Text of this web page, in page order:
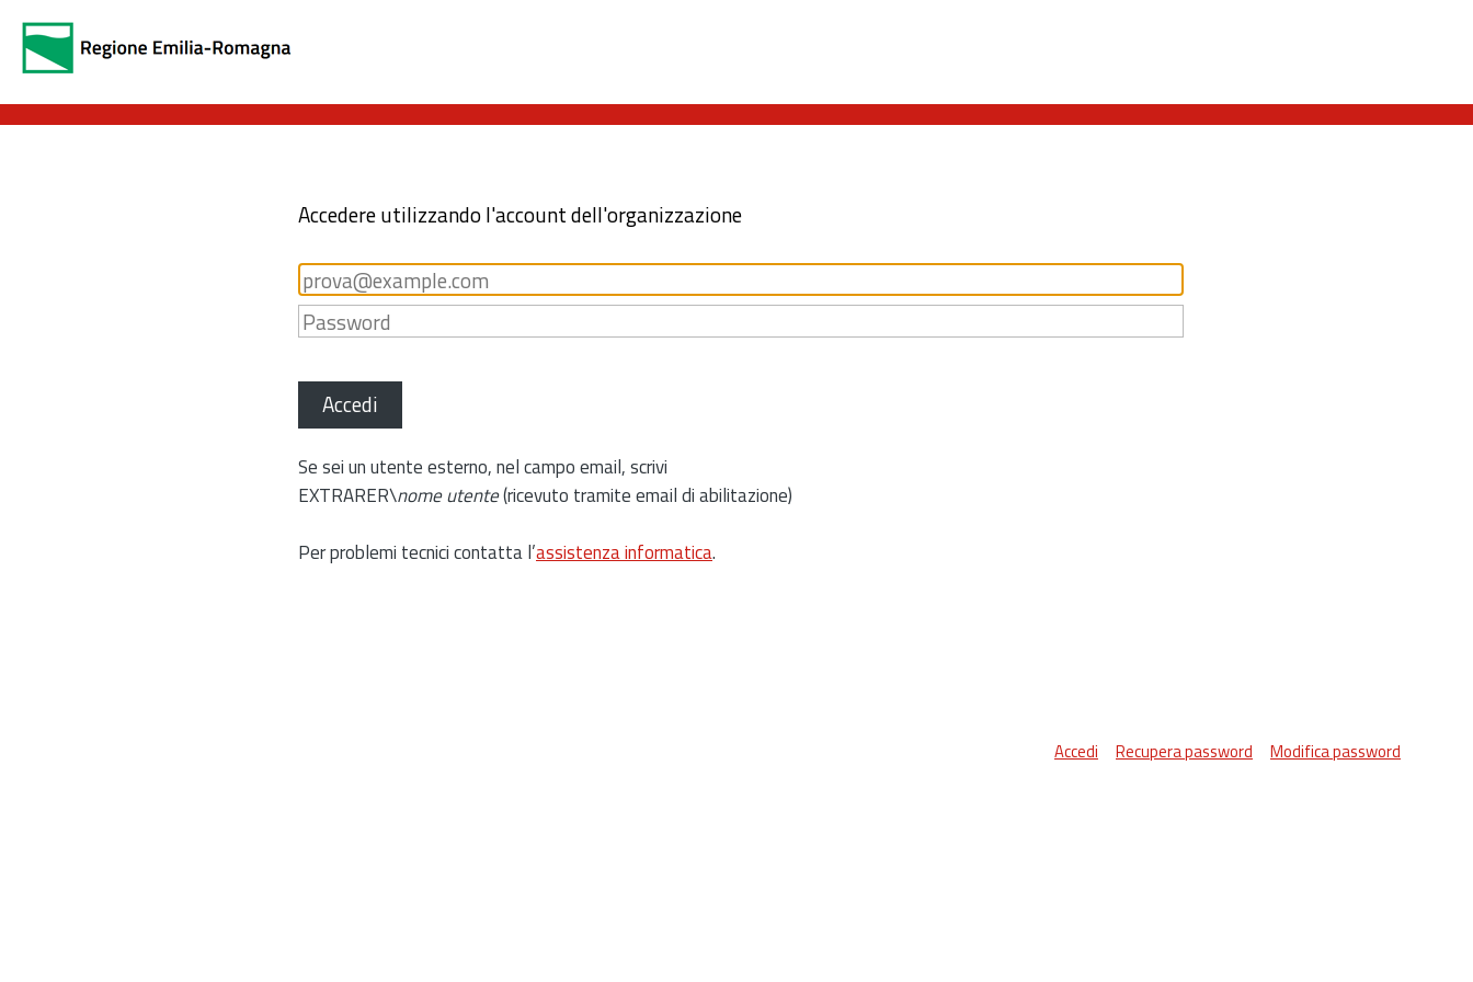
Accedere utilizzando l'account dell'organizzazione
Accedi
Se sei un utente esterno, nel campo email, scrivi
EXTRARER\nome utente(ricevuto tramite email di abilitazione)
Per problemi tecnici contatta l’assistenza informatica.
Accedi Recupera password Modifica password